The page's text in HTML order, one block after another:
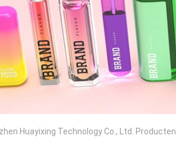
Huayixing Technology Co., Ltd. Producten